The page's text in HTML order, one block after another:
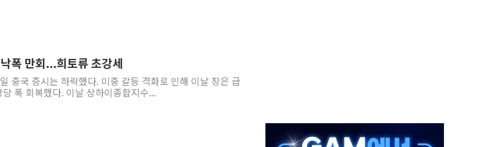
오세훈 "용산공원 주택 검토, 민주당 스스로 원칙 뒤집는 것"
충북 주말 무더위 지속…청주·진천 35도, 곳곳 소나기
한상협, 업계 개인정보 보안 새판 짠다…'자율규제단체' 타진
폭 만회...희토류 초강세
중국 증시는 하락했다. 미중 갈등 격화로 인해 이날 장은 급
폭 회복했다. 이날 상하이종합지수...